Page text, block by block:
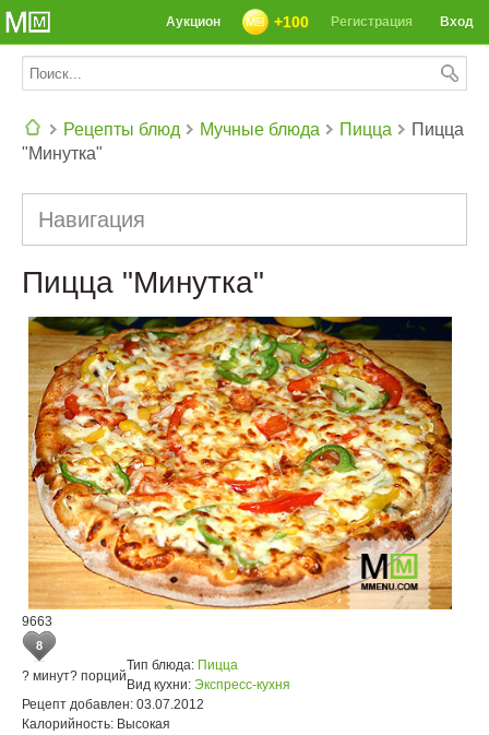
Вход
Регистрация
+100
Аукцион
Рецепты блюд Мучные блюда Пицца
Пицца
"Минутка"
Навигация
Пицца "Минутка"
9663
8
? минут? порций
Тип блюда: Пицца
Вид кухни: Экспресс-кухня
Рецепт добавлен: 03.07.2012
Калорийность: Высокая